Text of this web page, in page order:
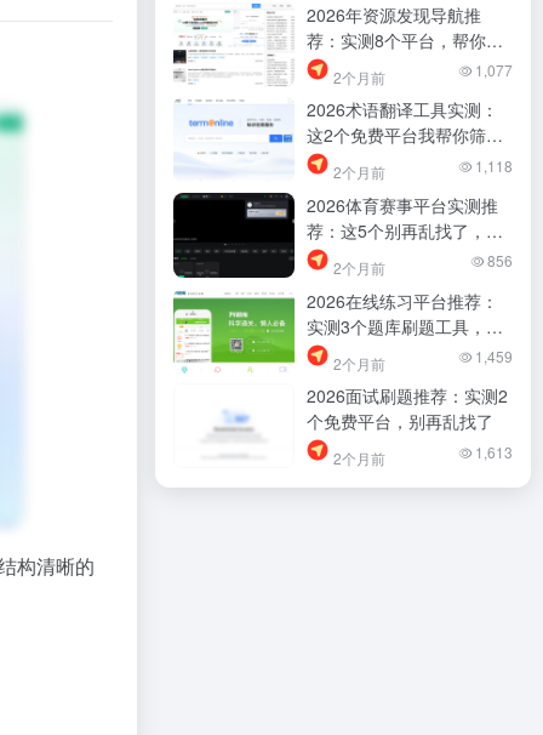
构清晰的
2026年资源发现导航推
荐：实测8个平台，帮你少
踩坑找新奇应用
2个月前 1,077
2026术语翻译工具实测：
这2个免费平台我帮你筛过
了，别再乱找
2个月前 1,118
2026体育赛事平台实测推
荐：这5个别再乱找了，差
距很明显
2个月前 856
2026在线练习平台推荐：
实测3个题库刷题工具，别
再乱找了
2个月前 1,459
2026面试刷题推荐：实测2
个免费平台，别再乱找了
2个月前 1,613